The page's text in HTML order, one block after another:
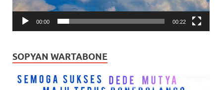
00:00 00:22
SOPYAN WARTABONE